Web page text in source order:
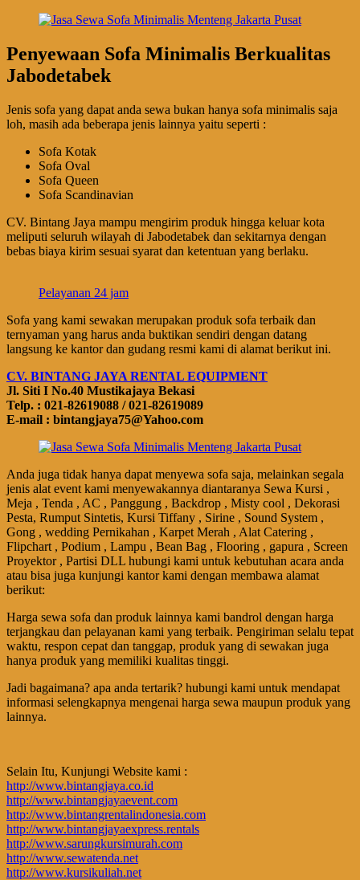
Penyewaan Sofa Minimalis Berkualitas
Jabodetabek
Jenis sofa yang dapat anda sewa bukan hanya sofa minimalis saja
loh, masih ada beberapa jenis lainnya yaitu seperti :
Sofa Kotak
Sofa Oval
Sofa Queen
Sofa Scandinavian
CV. Bintang Jaya mampu mengirim produk hingga keluar kota
meliputi seluruh wilayah di Jabodetabek dan sekitarnya dengan
bebas biaya kirim sesuai syarat dan ketentuan yang berlaku.
Pelayanan 24 jam
Sofa yang kami sewakan merupakan produk sofa terbaik dan
ternyaman yang harus anda buktikan sendiri dengan datang
langsung ke kantor dan gudang resmi kami di alamat berikut ini.
CV. BINTANG JAYA RENTAL EQUIPMENT
Jl. Siti I No.40 Mustikajaya Bekasi
Telp. : 021-82619088 / 021-82619089
E-mail : bintangjaya75@Yahoo.com
Anda juga tidak hanya dapat menyewa sofa saja, melainkan segala
jenis alat event kami menyewakannya diantaranya Sewa Kursi ,
Meja , Tenda , AC , Panggung , Backdrop , Misty cool , Dekorasi
Pesta, Rumput Sintetis, Kursi Tiffany , Sirine , Sound System ,
Gong , wedding Pernikahan , Karpet Merah , Alat Catering ,
Flipchart , Podium , Lampu , Bean Bag , Flooring , gapura , Screen
Proyektor , Partisi DLL hubungi kami untuk kebutuhan acara anda
atau bisa juga kunjungi kantor kami dengan membawa alamat
berikut:
Harga sewa sofa dan produk lainnya kami bandrol dengan harga
terjangkau dan pelayanan kami yang terbaik. Pengiriman selalu tepat
waktu, respon cepat dan tanggap, produk yang di sewakan juga
hanya produk yang memiliki kualitas tinggi.
Jadi bagaimana? apa anda tertarik? hubungi kami untuk mendapat
informasi selengkapnya mengenai harga sewa maupun produk yang
lainnya.
Selain Itu, Kunjungi Website kami :
http://www.bintangjaya.co.id
http://www.bintangjayaevent.com
http://www.bintangrentalindonesia.com
http://www.bintangjayaexpress.rentals
http://www.sarungkursimurah.com
http://www.sewatenda.net
http://www.kursikuliah.net